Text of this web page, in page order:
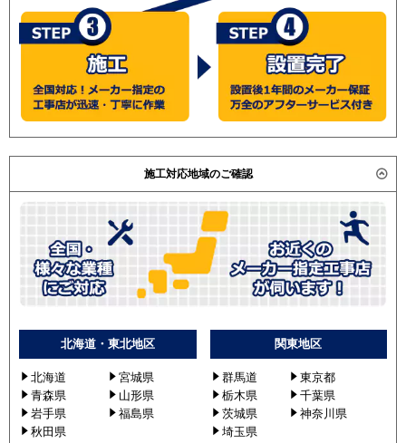
施工対応地域のご確認
北海道・東北地区
北海道
宮城県
青森県
山形県
岩手県
福島県
秋田県
関東地区
群馬道
東京都
栃木県
千葉県
茨城県
神奈川県
埼玉県